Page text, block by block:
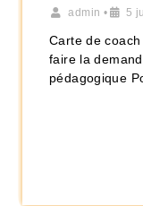
admin • 5
Carte de
faire la
pédagogique